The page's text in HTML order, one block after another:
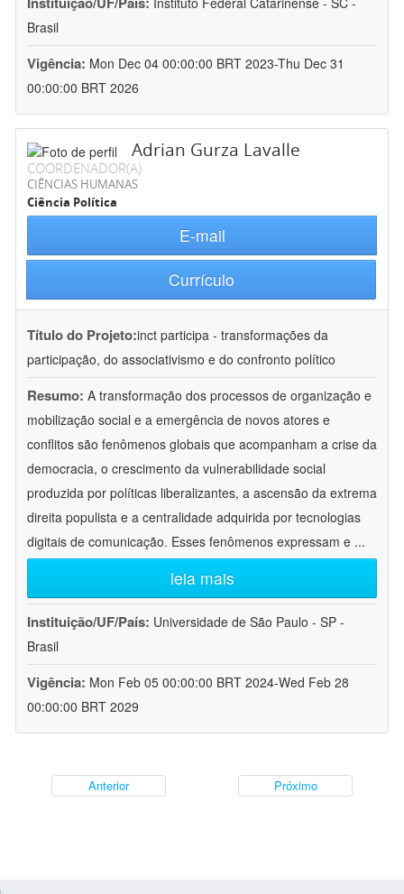
Brasil
Vigência: Mon Dec 04 00:00:00 BRT 2023-Thu Dec 31
00:00:00 BRT 2026
Adrian Gurza Lavalle
COORDENADOR(A)
CIÊNCIAS HUMANAS
Ciência Política
E-mail
Currículo
Título do Projeto:inct participa - transformações da
participação, do associativismo e do confronto político
Resumo: A transformação dos processos de organização e
mobilização social e a emergência de novos atores e
conflitos são fenômenos globais que acompanham a crise da
democracia, o crescimento da vulnerabilidade social
produzida por políticas liberalizantes, a ascensão da extrema
direita populista e a centralidade adquirida por tecnologias
digitais de comunicação. Esses fenômenos expressam e ...
leia mais
Instituição/UF/País: Universidade de São Paulo - SP -
Brasil
Vigência: Mon Feb 05 00:00:00 BRT 2024-Wed Feb 28
00:00:00 BRT 2029
Anterior Próximo